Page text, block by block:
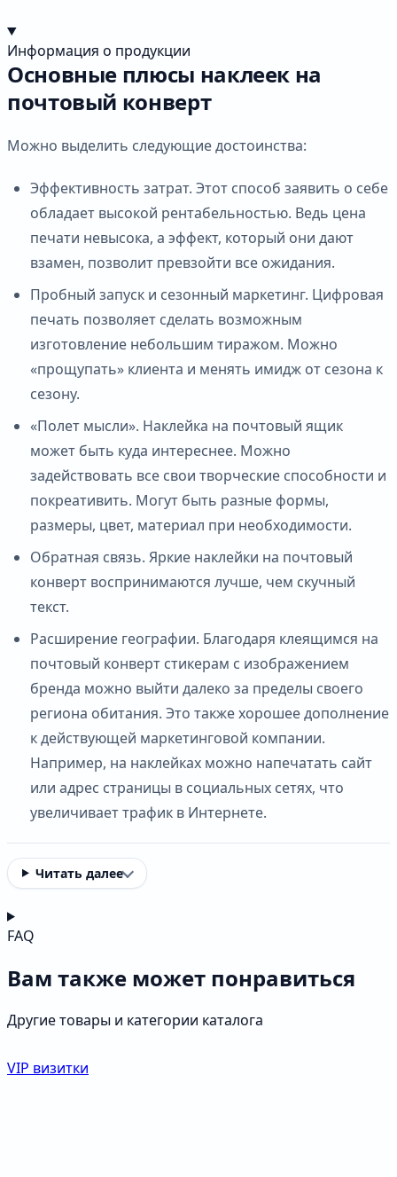
Информация о продукции
Основные плюсы наклеек на
почтовый конверт
Можно выделить следующие достоинства:
Эффективность затрат. Этот способ заявить о себе
обладает высокой рентабельностью. Ведь цена
печати невысока, а эффект, который они дают
взамен, позволит превзойти все ожидания.
Пробный запуск и сезонный маркетинг. Цифровая
печать позволяет сделать возможным
изготовление небольшим тиражом. Можно
«прощупать» клиента и менять имидж от сезона к
сезону.
«Полет мысли». Наклейка на почтовый ящик
может быть куда интереснее. Можно
задействовать все свои творческие способности и
покреативить. Могут быть разные формы,
размеры, цвет, материал при необходимости.
Обратная связь. Яркие наклейки на почтовый
конверт воспринимаются лучше, чем скучный
текст.
Расширение географии. Благодаря клеящимся на
почтовый конверт стикерам с изображением
бренда можно выйти далеко за пределы своего
региона обитания. Это также хорошее дополнение
к действующей маркетинговой компании.
Например, на наклейках можно напечатать сайт
или адрес страницы в социальных сетях, что
увеличивает трафик в Интернете.
Читать далее
FAQ
Вам также может понравиться
Другие товары и категории каталога
VIP визитки